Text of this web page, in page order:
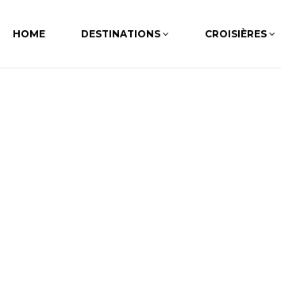
HOME DESTINATIONS CROISIÈRES